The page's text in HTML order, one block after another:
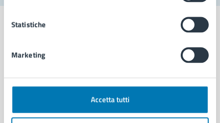
Statistiche
Marketing
Accetta tutti
Comune di Napoli
AMMINISTRAZIONE
Organi di governo